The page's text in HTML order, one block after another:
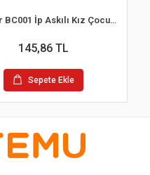
Şahinler BC001 İp Askılı Kız Çocuk Atlet (6-7 Yaş)
145,86 TL
Sepete Ekle